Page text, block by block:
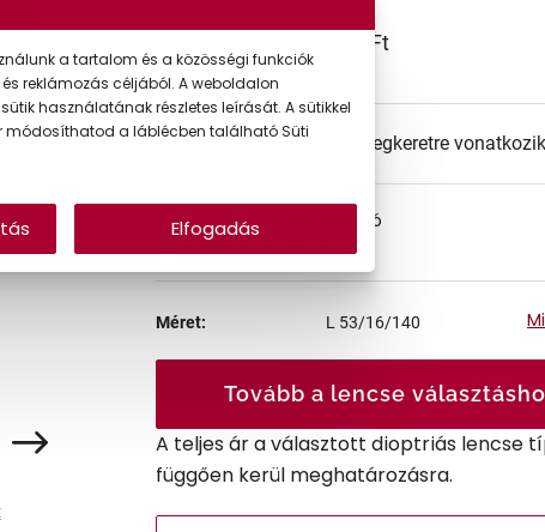
44.990 Ft
A feltűntetett ár a szemüvegkeretre
Online megvásárolható
Ingyenes szállítás
Méret: L 53/16/140
Tovább a lencse
A teljes ár a választott dioptriás lencse
függően kerül meghatározásra.
a tartalom és a közösségi funkciók
reklámozás céljából. A weboldalon
használatának részletes leírását. A sütikkel
a láblécben található Süti
Elfogadás